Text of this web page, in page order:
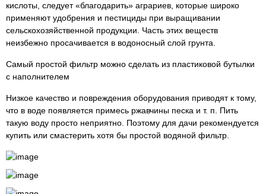
кислоты, следует «благодарить» аграриев, которые широко
применяют удобрения и пестициды при выращивании
сельскохозяйственной продукции. Часть этих веществ
неизбежно просачивается в водоносный слой грунта.
Самый простой фильтр можно сделать из пластиковой бутылки
с наполнителем
Низкое качество и повреждения оборудования приводят к тому,
что в воде появляется примесь ржавчины песка и т. п. Пить
такую воду просто неприятно. Поэтому для дачи рекомендуется
купить или смастерить хотя бы простой водяной фильтр.